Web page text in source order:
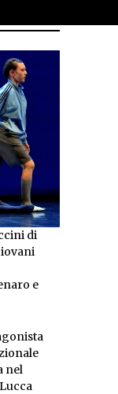
di
e
nel